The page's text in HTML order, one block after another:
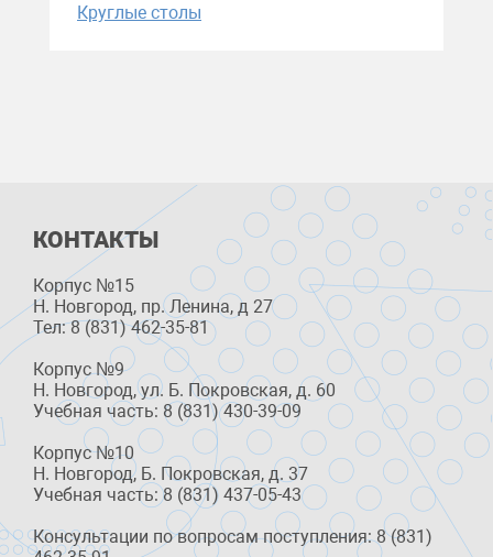
Круглые столы
КОНТАКТЫ
Корпус №15
Н. Новгород, пр. Ленина, д 27
Тел: 8 (831) 462-35-81
Корпус №9
Н. Новгород, ул. Б. Покровская, д. 60
Учебная часть: 8 (831) 430-39-09
Корпус №10
Н. Новгород, Б. Покровская, д. 37
Учебная часть: 8 (831) 437-05-43
Консультации по вопросам поступления: 8 (831)